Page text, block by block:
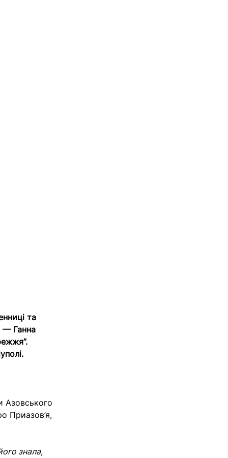
та
— Ганна
Азовського
Приазов’я,
знала,